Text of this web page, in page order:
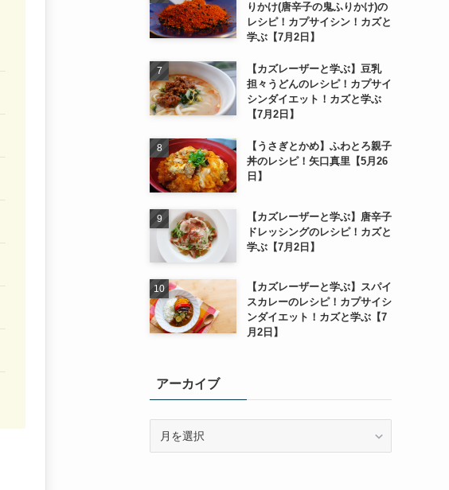
りかけ(唐辛子の鬼ふりかけ)の
レシピ！カプサイシン！カズと
学ぶ【7月2日】
【カズレーザーと学ぶ】豆乳
担々うどんのレシピ！カプサイ
シンダイエット！カズと学ぶ
【7月2日】
【うさぎとかめ】ふわとろ親子
丼のレシピ！矢口真里【5月26
日】
【カズレーザーと学ぶ】唐辛子
ドレッシングのレシピ！カズと
学ぶ【7月2日】
【カズレーザーと学ぶ】スパイ
スカレーのレシピ！カプサイシ
ンダイエット！カズと学ぶ【7
月2日】
アーカイブ